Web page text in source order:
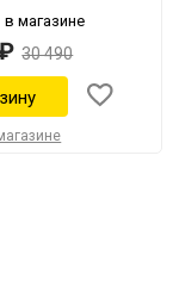
в магазине
30 490